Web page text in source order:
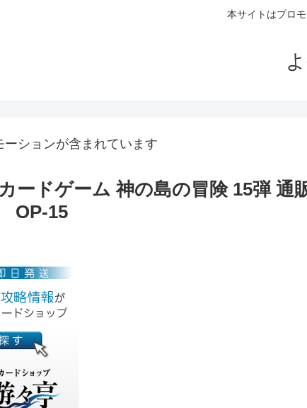
本サイトはプロ
ーションが含まれています
ードゲーム 神の島の冒険 15弾
OP-15